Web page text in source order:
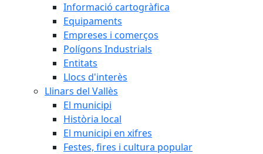
Informació cartogràfica
Equipaments
Empreses i comerços
Polígons Industrials
Entitats
Llocs d'interès
Llinars del Vallès
El municipi
Història local
El municipi en xifres
Festes, fires i cultura popular